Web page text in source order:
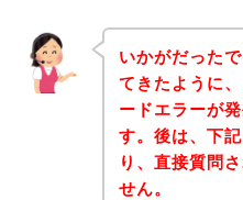
いかがだった
てきたように
ードエラーが
す。後は、下
り、直接質問
せん。